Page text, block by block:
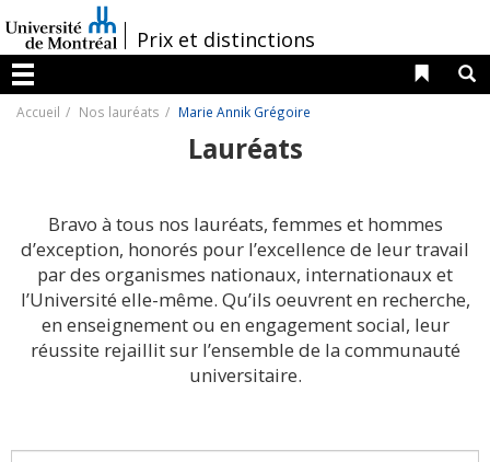
au
contenu
/Prix et distinctions
Menu
Liens
Accueil Nos lauréats Marie Annik Grégoire
Lauréats
Bravo à tous nos lauréats, femmes et hommes
d’exception, honorés pour l’excellence de leur travail
par des organismes nationaux, internationaux et
l’Université elle-même. Qu’ils oeuvrent en recherche,
en enseignement ou en engagement social, leur
réussite rejaillit sur l’ensemble de la communauté
universitaire.